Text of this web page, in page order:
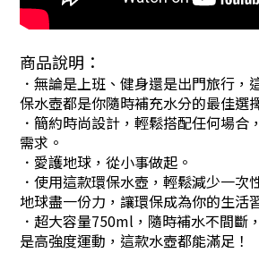
商品說明：
．無論是上班、健身還是出門旅行，
保水壺都是你隨時補充水分的最佳選
．簡約時尚設計，輕鬆搭配任何場合
需求。
．愛護地球，從小事做起。
．使用這款環保水壺，輕鬆減少一次
地球盡一份力，讓環保成為你的生活
．超大容量750ml，隨時補水不間斷
是高強度運動，這款水壺都能滿足！